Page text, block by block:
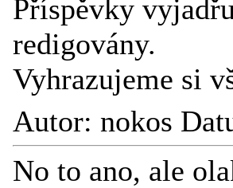
Příspěvky
redigovány.
Vyhrazujeme si
Autor: nokos
No to ano, ale